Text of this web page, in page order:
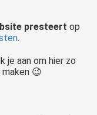
presteert op
.
je aan om hier zo
😉